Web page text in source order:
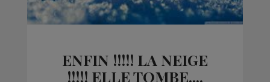
ENFIN !!!!! LA NEIGE
!!!!! ELLE TOMBE....